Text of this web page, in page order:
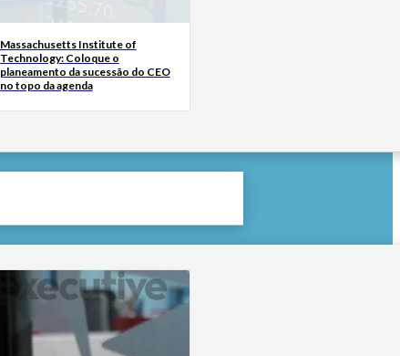
Massachusetts Institute of
Technology: Coloque o
planeamento da sucessão do CEO
no topo da agenda